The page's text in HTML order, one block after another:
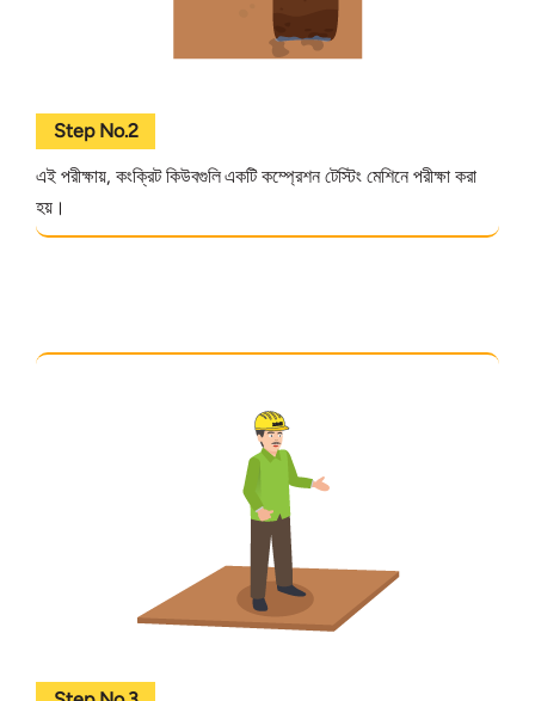
Step No.2
এই পরীক্ষায়, কংক্রিট কিউবগুলি একটি কম্প্রেশন টেস্টিং মেশিনে পরীক্ষা করা
হয়।